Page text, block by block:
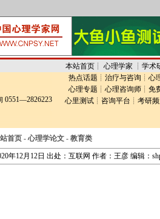
本站首页┊ 心理学家 ┊ 学术
0551—2826223
热点话题 ┊ 治疗与咨询 ┊ 心
心理专题 ┊ 心理咨询师 ┊ 免
心里测试 ┊ 咨询平台 ┊ 考研
首页 - 心理学论文 - 教育类
年12月12日 出处：互联网 作者：王彦 编辑：